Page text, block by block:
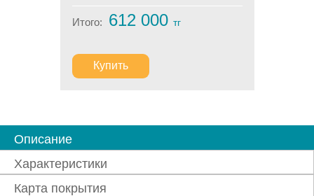
Итого: 612 000 тг
Купить
Описание
Характеристики
Карта покрытия